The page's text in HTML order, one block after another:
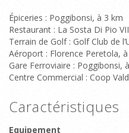
Épiceries : Poggibonsi, à 3 km
Restaurant : La Sosta Di Pio
Terrain de Golf : Golf Club de
Aéroport : Florence Peretola,
Gare Ferroviaire : Poggibonsi,
Centre Commercial : Coop
Caractéristiques
Equipement